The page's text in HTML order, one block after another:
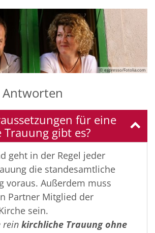
© espresso/Fotolia.com
Antworten
für eine
gibt es?
geht in der Regel jeder
die standesamtliche
voraus. Außerdem muss
Partner Mitglied der
sein.
rein kirchliche Trauung ohne